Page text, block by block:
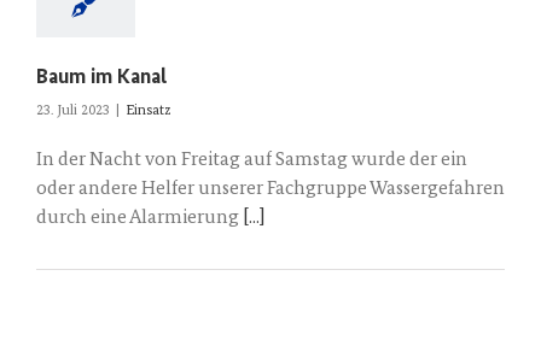
Baum im Kanal
23. Juli 2023 Einsatz
In der Nacht von Freitag auf Samstag wurde der ein
oder andere Helfer unserer Fachgruppe Wassergefahren
durch eine Alarmierung [...]